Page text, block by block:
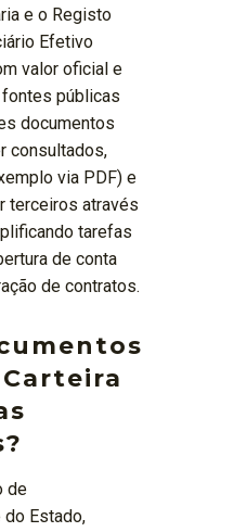
e o Registo
Efetivo
valor oficial e
públicas
documentos
consultados,
via PDF) e
terceiros através
tarefas
de conta
de contratos.
de
Estado,